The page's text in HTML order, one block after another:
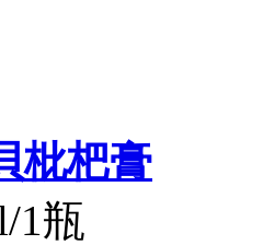
枇杷膏
1瓶